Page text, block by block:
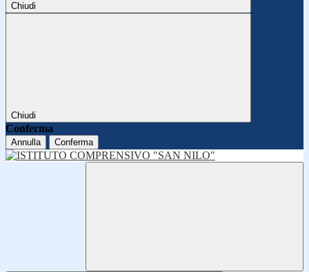
Chiudi
Chiudi
Conferma
Annulla Conferma